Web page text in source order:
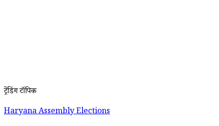
ट्रेंडिंग टॉपिक
Haryana Assembly Elections